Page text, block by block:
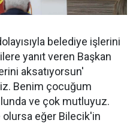
belediye işlerini
yanıt veren Başkan
aksatıyorsun'
Benim çocuğum
ve çok mutluyuz.
eğer Bilecik'in